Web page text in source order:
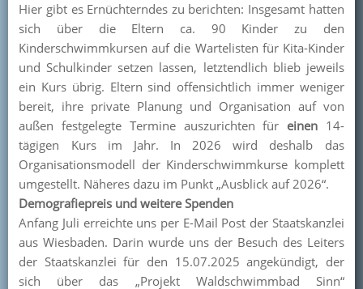
Hier gibt es Ernüchterndes zu berichten: Insgesamt hatten
sich über die Eltern ca. 90 Kinder zu den
Kinderschwimmkursen auf die Wartelisten für Kita-Kinder
und Schulkinder setzen lassen, letztendlich blieb jeweils
ein Kurs übrig. Eltern sind offensichtlich immer weniger
bereit, ihre private Planung und Organisation auf von
außen festgelegte Termine auszurichten für einen14-
tägigen Kurs im Jahr. In 2026 wird deshalb das
Organisationsmodell der Kinderschwimmkurse komplett
umgestellt. Näheres dazu im Punkt „Ausblick auf 2026“.
Demografiepreis und weitere Spenden
Anfang Juli erreichte uns per E-Mail Post der Staatskanzlei
aus Wiesbaden. Darin wurde uns der Besuch des Leiters
der Staatskanzlei für den 15.07.2025 angekündigt, der
sich über das „Projekt Waldschwimmbad Sinn“